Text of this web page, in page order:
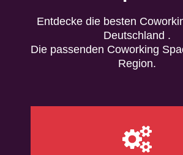
Entdecke die besten
Deutschland .
Die passenden Coworking
Region.